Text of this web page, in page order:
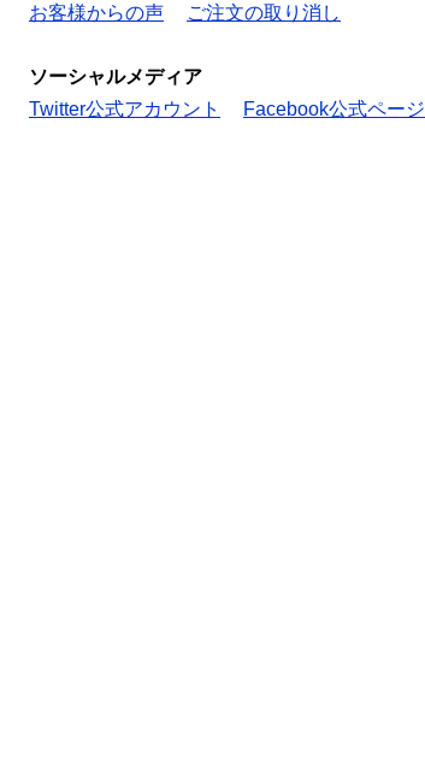
お客様からの声
ご注文の取り消し
ソーシャルメディア
Twitter公式アカウント
Facebook公式ページ